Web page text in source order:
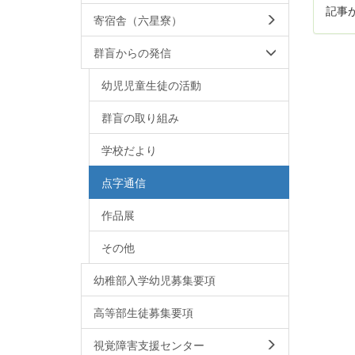
記事
寄宿舎（六星寮）
群盲からの発信
幼児児童生徒の活動
群盲の取り組み
学校だより
点字通信
作品展
その他
幼稚部入学幼児募集要項
高等部生徒募集要項
視覚障害支援センター